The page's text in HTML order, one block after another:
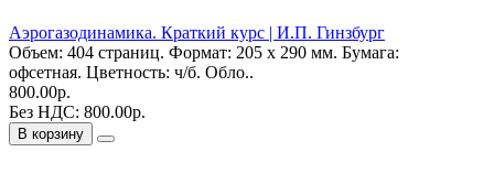
Аэрогазодинамика. Краткий курс | И.П. Гинзбург
Объем: 404 страниц. Формат: 205 х 290 мм. Бумага:
офсетная. Цветность: ч/б. Обло..
800.00р.
Без НДС: 800.00р.
В корзину